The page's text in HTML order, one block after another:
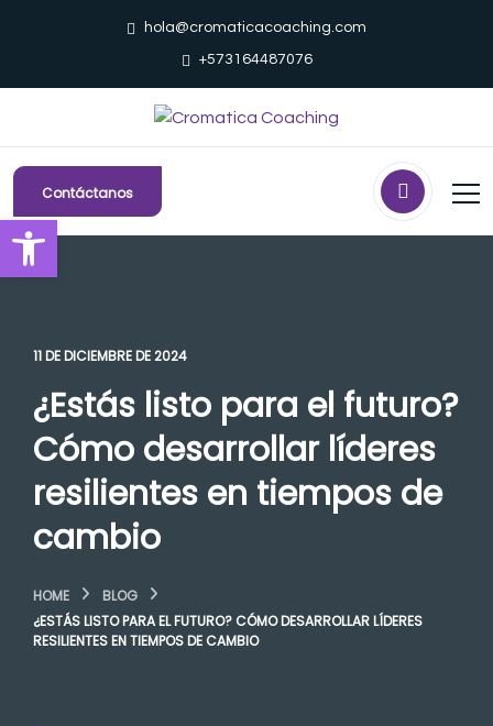
Abrir barra de herramientas
hola@cromaticacoaching.com
+573164487076
Contáctanos
11 DE DICIEMBRE DE 2024
¿Estás listo para el futuro?
Cómo desarrollar líderes
resilientes en tiempos de
cambio
HOME
BLOG
¿ESTÁS LISTO PARA EL FUTURO? CÓMO DESARROLLAR LÍDERES
RESILIENTES EN TIEMPOS DE CAMBIO